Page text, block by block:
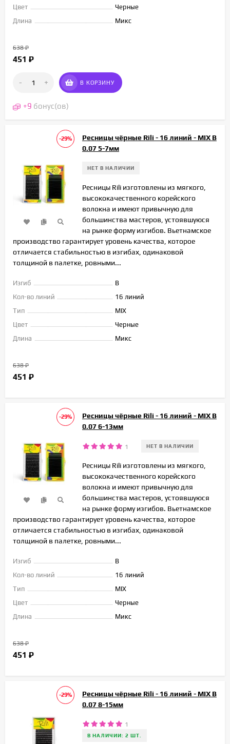
Цвет
Черные
Длина
Микс
638₽
451 ₽
- + В КОРЗИНУ
+9 бонус(ов)
-29%
Ресницы чёрные Rili - 16 линий - MIX B
0.07 5-7мм
НЕТ В НАЛИЧИИ
Ресницы Rili изготовлены из мягкого,
высококачественного корейского
волокна и имеют привычную для
большинства мастеров, устоявшуюся
на рынке форму изгибов. Вьетнамское
производство гарантирует уровень качества, которое
отличается стабильностью в изгибах, одинаковой
толщиной в палетке, ровными...
Изгиб
B
Кол-во линий
16 линий
Тип
MIX
Цвет
Черные
Длина
Микс
638₽
451 ₽
-29%
Ресницы чёрные Rili - 16 линий - MIX B
0.07 6-13мм
1 НЕТ В НАЛИЧИИ
Ресницы Rili изготовлены из мягкого,
высококачественного корейского
волокна и имеют привычную для
большинства мастеров, устоявшуюся
на рынке форму изгибов. Вьетнамское
производство гарантирует уровень качества, которое
отличается стабильностью в изгибах, одинаковой
толщиной в палетке, ровными...
Изгиб
B
Кол-во линий
16 линий
Тип
MIX
Цвет
Черные
Длина
Микс
638₽
451 ₽
-29%
Ресницы чёрные Rili - 16 линий - MIX B
0.07 8-15мм
1
В НАЛИЧИИ: 2 ШТ.